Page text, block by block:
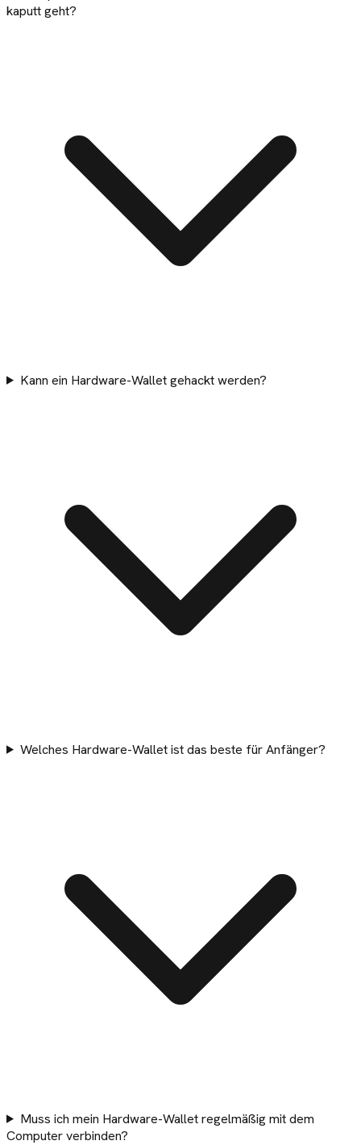
kaputt geht?
Kann ein Hardware-Wallet gehackt werden?
Welches Hardware-Wallet ist das beste für Anfänger?
Muss ich mein Hardware-Wallet regelmäßig mit dem
Computer verbinden?